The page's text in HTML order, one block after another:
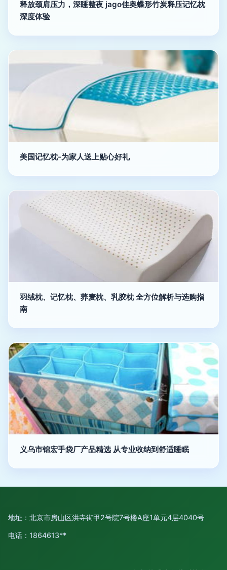
释放颈肩压力，深睡整夜 jago佳奥蝶形竹炭释压记忆枕
深度体验
美国记忆枕-为家人送上贴心好礼
羽绒枕、记忆枕、荞麦枕、乳胶枕 全方位解析与选购指
南
义乌市锦宏手袋厂产品精选 从专业收纳到舒适睡眠
地址：北京市房山区洪寺街甲2号院7号楼A座1单元4层4040号
电话：1864613**